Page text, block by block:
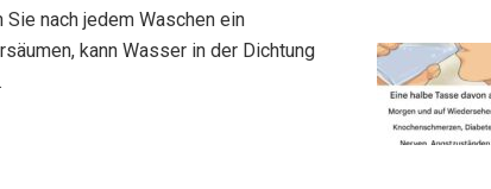
nach jedem Waschen ein
kann Wasser in der Dichtung